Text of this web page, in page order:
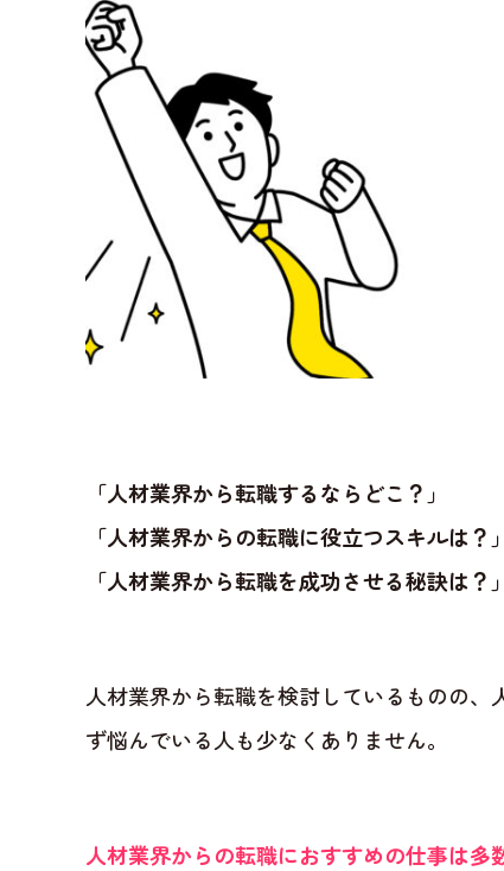
「人材業界から転職するならどこ？」
「人材業界からの転職に役立つスキルは？」
「人材業界から転職を成功させる秘訣は？」
人材業界から転職を検討しているものの
ず悩んでいる人も少なくありません。
人材業界からの転職におすすめの仕事は多